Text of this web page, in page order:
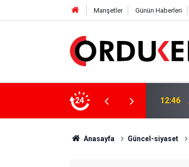
Manşetler Günün Haberleri
24
KURUCU KADROSU AÇIKLANDI 12:22
Anasayfa Güncel-siyaset